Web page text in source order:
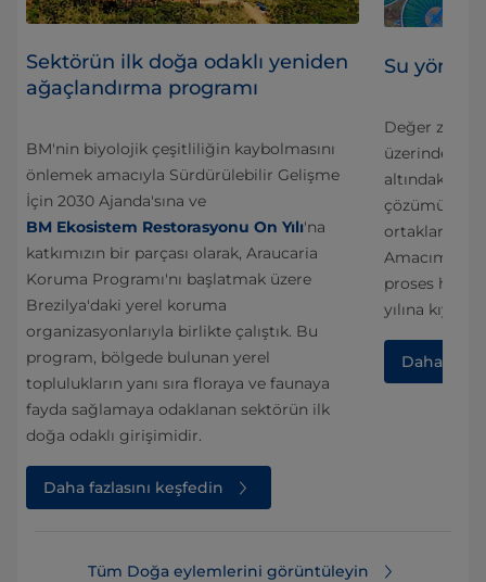
Sektörün ilk doğa odaklı yeniden
ağaçlandırma programı
BM'nin biyolojik çeşitliliğin kaybolmasını
önlemek amacıyla Sürdürülebilir Gelişme
İçin 2030 Ajanda'sına ve
BM Ekosistem Restorasyonu On Yılı'na
katkımızın bir parçası olarak, Araucaria
Koruma Programı'nı başlatmak üzere
Brezilya'daki yerel koruma
organizasyonlarıyla birlikte çalıştık. Bu
program, bölgede bulunan yerel
toplulukların yanı sıra floraya ve faunaya
fayda sağlamaya odaklanan sektörün ilk
doğa odaklı girişimidir.
Daha fazlasını keşfedin
Su
Değer
üzerindeki
altındaki
çözümüne
ortaklarıyla
Amacımız,
proses
yılına
Daha
Tüm Doğa eylemlerini görüntüleyin